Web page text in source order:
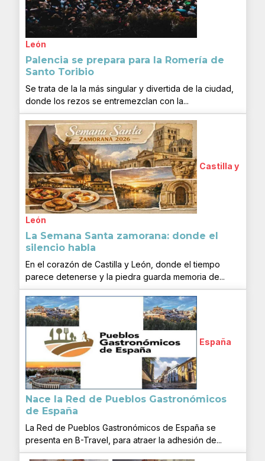
León
Palencia se prepara para la Romería de
Santo Toribio
Se trata de la la más singular y divertida de la ciudad,
donde los rezos se entremezclan con la...
Castilla y
León
La Semana Santa zamorana: donde el
silencio habla
En el corazón de Castilla y León, donde el tiempo
parece detenerse y la piedra guarda memoria de...
España
Nace la Red de Pueblos Gastronómicos
de España
La Red de Pueblos Gastronómicos de España se
presenta en B-Travel, para atraer la adhesión de...